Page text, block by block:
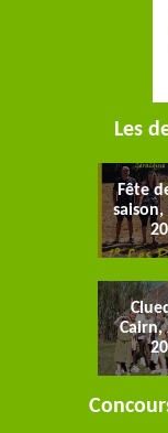
Les
Fête
Cairn,